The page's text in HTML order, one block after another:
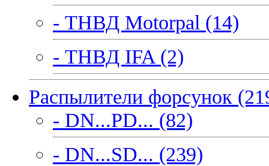
- ТНВД Motorpal (14)
- ТНВД IFA (2)
Распылители форсунок
- DN...PD... (82)
- DN...SD... (239)